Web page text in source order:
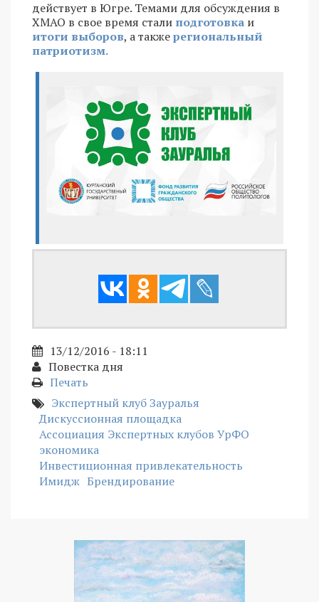
действует в Югре. Темами для обсуждения в
ХМАО в свое время стали подготовка и
итоги выборов, а такжерегиональный
патриотизм.
13/12/2016 - 18:11
Повестка дня
Печать
Экспертный клуб Зауралья
Дискуссионная площадка
Ассоциация Экспертных клубов УрФО
экономика
Инвестиционная привлекательность
Имидж Брендирование